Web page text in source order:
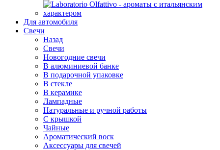
Для автомобиля
Свечи
Назад
Свечи
Новогодние свечи
В алюминиевой банке
В подарочной упаковке
В стекле
В керамике
Лампадные
Натуральные и ручной работы
С крышкой
Чайные
Ароматический воск
Аксессуары для свечей